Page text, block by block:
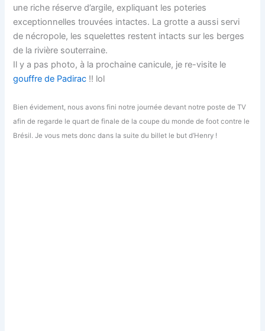
une riche réserve d’argile, expliquant les poteries
exceptionnelles trouvées intactes. La grotte a aussi servi
de nécropole, les squelettes restent intacts sur les berges
de la rivière souterraine.
Il y a pas photo, à la prochaine canicule, je re-visite le
gouffre de Padirac !! lol
Bien évidement, nous avons fini notre journée devant notre poste de TV
afin de regarde le quart de finale de la coupe du monde de foot contre le
Brésil. Je vous mets donc dans la suite du billet le but d’Henry !